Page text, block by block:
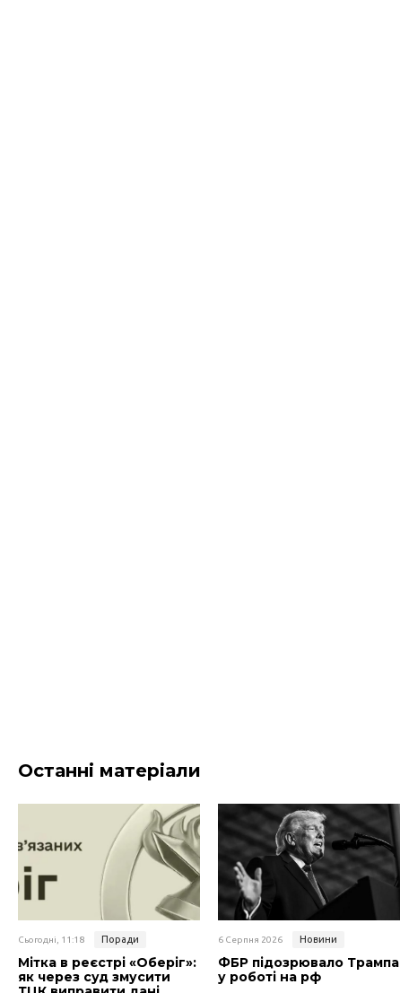
Останні матеріали
Сьогодні, 11:18 Поради
Мітка в реєстрі «Оберіг»:
як через суд змусити
6 Серпня 2026 Новини
ФБР підозрювало Трампа
у роботі на рф